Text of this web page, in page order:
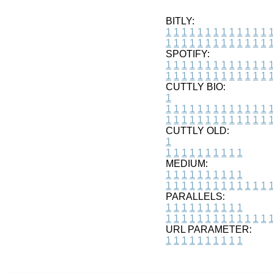
BITLY:
1 1 1 1 1 1 1 1 1 1 1 1 1 1
1 1 1 1 1 1 1 1 1 1 1 1 1 1
SPOTIFY:
1 1 1 1 1 1 1 1 1 1 1 1 1 1
1 1 1 1 1 1 1 1 1 1 1 1 1 1
CUTTLY BIO:
1
1 1 1 1 1 1 1 1 1 1 1 1 1 1
1 1 1 1 1 1 1 1 1 1 1 1 1 1
CUTTLY OLD:
1
1 1 1 1 1 1 1 1 1 1
MEDIUM:
1 1 1 1 1 1 1 1 1 1
1 1 1 1 1 1 1 1 1 1 1 1 1 1
PARALLELS:
1 1 1 1 1 1 1 1 1 1
1 1 1 1 1 1 1 1 1 1 1 1 1 1
URL PARAMETER:
1 1 1 1 1 1 1 1 1 1